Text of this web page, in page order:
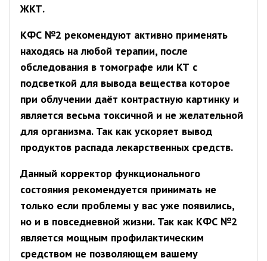
ЖКТ.
КФС №2 рекомендуют активно применять
находясь на любой терапии, после
обследования в томографе или КТ с
подсветкой для вывода вещества которое
при облучении даёт контрастную картинку и
является весьма токсичной и не желательной
для организма. Так как ускоряет вывод
продуктов распада лекарственных средств.
Данный корректор функционального
состояния рекомендуется принимать не
только если проблемы у вас уже появились,
но и в повседневной жизни. Так как КФС №2
является мощным профилактическим
средством не позволяющем вашему